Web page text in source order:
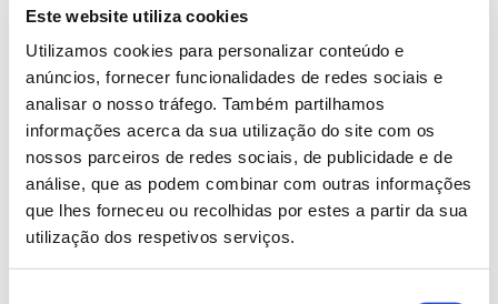
Este website utiliza cookies
Utilizamos cookies para personalizar conteúdo e
anúncios, fornecer funcionalidades de redes sociais e
analisar o nosso tráfego. Também partilhamos
informações acerca da sua utilização do site com os
nossos parceiros de redes sociais, de publicidade e de
análise, que as podem combinar com outras informações
que lhes forneceu ou recolhidas por estes a partir da sua
utilização dos respetivos serviços.